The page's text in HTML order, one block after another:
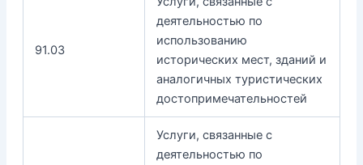
91.03
деятельностью по
использованию
исторических мест, зданий и
аналогичных туристических
достопримечательностей
Услуги, связанные с
деятельностью по